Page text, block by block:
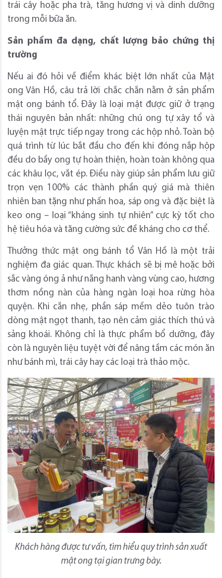
trái cây hoặc pha trà, tăng hương vị và dinh dưỡng
trong mỗi bữa ăn.
Sản phẩm đa dạng, chất lượng bảo chứng thị
trường
Nếu ai đó hỏi về điểm khác biệt lớn nhất của Mật
ong Vân Hồ, câu trả lời chắc chắn nằm ở sản phẩm
mật ong bánh tổ. Đây là loại mật được giữ ở trạng
thái nguyên bản nhất: những chú ong tự xây tổ và
luyện mật trực tiếp ngay trong các hộp nhỏ. Toàn bộ
quá trình từ lúc bắt đầu cho đến khi đóng nắp hộp
đều do bầy ong tự hoàn thiện, hoàn toàn không qua
các khâu lọc, vắt ép. Điều này giúp sản phẩm lưu giữ
trọn vẹn 100% các thành phần quý giá mà thiên
nhiên ban tặng như phấn hoa, sáp ong và đặc biệt là
keo ong – loại “kháng sinh tự nhiên” cực kỳ tốt cho
hệ tiêu hóa và tăng cường sức đề kháng cho cơ thể.
Thưởng thức mật ong bánh tổ Vân Hồ là một trải
nghiệm đa giác quan. Thực khách sẽ bị mê hoặc bởi
sắc vàng óng ả như nắng hanh vàng vùng cao, hương
thơm nồng nàn của hàng ngàn loại hoa rừng hòa
quyện. Khi cắn nhẹ, phần sáp mềm dẻo tuôn trào
dòng mật ngọt thanh, tạo nên cảm giác thích thú và
sảng khoái. Không chỉ là thực phẩm bổ dưỡng, đây
còn là nguyên liệu tuyệt vời để nâng tầm các món ăn
như bánh mì, trái cây hay các loại trà thảo mộc.
Khách hàng được tư vấn, tìm hiểu quy trình sản xuất
mật ong tại gian trưng bày.